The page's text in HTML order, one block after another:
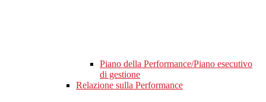
Piano della Performance/Piano esecutivo
di gestione
Relazione sulla Performance